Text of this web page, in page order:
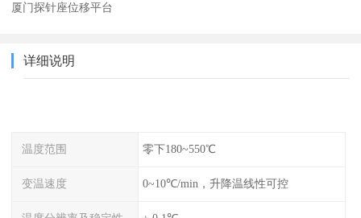
厦门探针座位移平台
详细说明
温度范围 零下180~550℃
变温速度 0~10℃/min，升降温线性可控